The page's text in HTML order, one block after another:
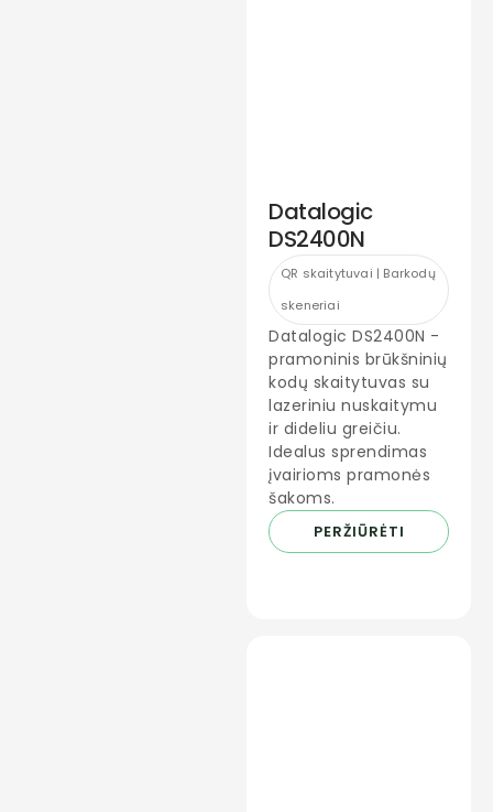
Datalogic
DS2400N
QR skaitytuvai | Barkodų
skeneriai
Datalogic DS2400N -
pramoninis brūkšninių
kodų skaitytuvas su
lazeriniu nuskaitymu
ir dideliu greičiu.
Idealus sprendimas
įvairioms pramonės
šakoms.
PERŽIŪRĖTI